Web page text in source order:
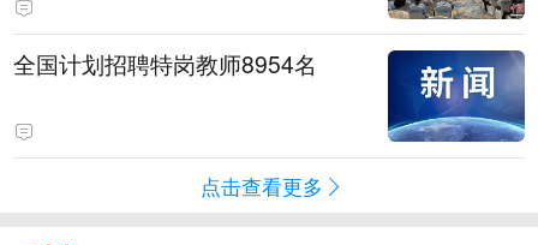
全国计划招聘特岗教师8954名
点击查看更多